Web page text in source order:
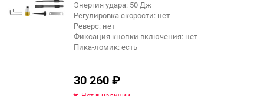
Энергия удара: 50 Дж
Регулировка скорости: нет
Реверс: нет
Фиксация кнопки включения: нет
Пика-ломик: есть
30 260₽